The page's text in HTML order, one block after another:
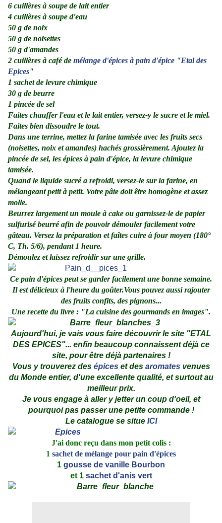
6 cuillères à soupe de lait entier
4 cuillères à soupe d'eau
50 g de noix
50 g de noisettes
50 g d'amandes
2 cuillères à café de mélange d'épices à pain d'épice "Etal des
Epices"
1 sachet de levure chimique
30 g de beurre
1 pincée de sel
Faites chauffer l'eau et le lait entier, versez-y le sucre et le miel.
Faites bien dissoudre le tout.
Dans une terrine, mettez la farine tamisée avec les fruits secs
(noisettes, noix et amandes) hachés grossièrement. Ajoutez la
pincée de sel, les épices à pain d'épice, la levure chimique
tamisée.
Quand le liquide sucré a refroidi, versez-le sur la farine, en
mélangeant petit à petit. Votre pâte doit être homogène et assez
molle.
Beurrez largement un moule à cake ou garnissez-le de papier
sulfurisé beurré afin de pouvoir démouler facilement votre
gâteau. Versez la préparation et faîtes cuire à four moyen (180°
C, Th. 5/6), pendant 1 heure.
Démoulez et laissez refroidir sur une grille.
Ce pain d'épices peut se garder facilement une bonne semaine.
Il est délicieux à l'heure du goûter.Vous pouvez aussi rajouter
des fruits confits, des pignons...
Une recette du livre : "La cuisine des gourmands en images".
Aujourd'hui, je vais vous faire découvrir le site "ETAL
DES EPICES"... enfin beaucoup connaissent déjà ce
site, pour être déjà partenaires !
Vous y trouverez des épiceset des aromatesvenues
du Monde entier, d'une excellente qualité, et surtout au
meilleur prix.
Je vous engage à aller y jetter un coup d'oeil, et
pourquoi pas passer une petite commande !
Le catalogue se situe ICI
J'ai donc reçu dans mon petit colis :
1 sachet de mélange pour pain d'épices
1 gousse de vanille Bourbon
et 1 sachet d'anis vert